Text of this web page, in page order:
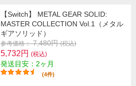
【Switch】 METAL GEAR SOLID:
MASTER COLLECTION Vol.1（メタル
ギアソリッド）
参考価格： 7,480円(税込)
5,732円 (税込)
発送目安：2ヶ月
(4件)